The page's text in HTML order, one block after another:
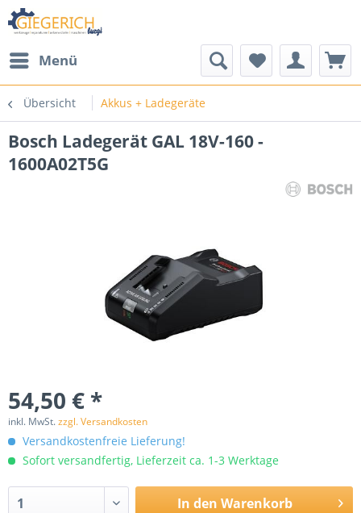
Menü
Übersicht Akkus + Ladegeräte
Bosch Ladegerät GAL 18V-160 -
1600A02T5G
54,50 € *
inkl. MwSt.zzgl. Versandkosten
Versandkostenfreie Lieferung!
Sofort versandfertig, Lieferzeit ca. 1-3 Werktage
In den Warenkorb